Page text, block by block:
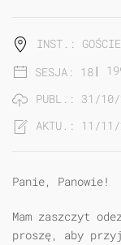
Panie, Panowie!
Mam zaszczyt
proszę, aby
INST.: GOŚCIE
SESJA: 18|
PUBL.: 31/10/
AKTU.: 11/11/